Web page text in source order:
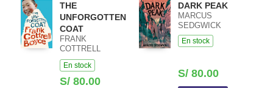
THE
UNFORGOTTEN
COAT
FRANK
COTTRELL
BOYCE
En stock
S/ 80.00
DARK PEAK
MARCUS
SEDGWICK
En stock
S/ 80.00